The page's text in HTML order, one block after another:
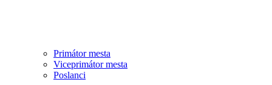
Primátor mesta
Viceprimátor mesta
Poslanci